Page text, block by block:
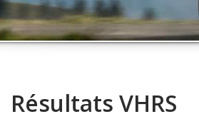
Résultats VHRS